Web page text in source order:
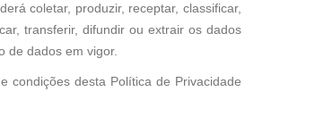
coletar, produzir, receptar, classificar,
transferir, difundir ou extrair os dados
de dados em vigor.
condições desta Política de Privacidade